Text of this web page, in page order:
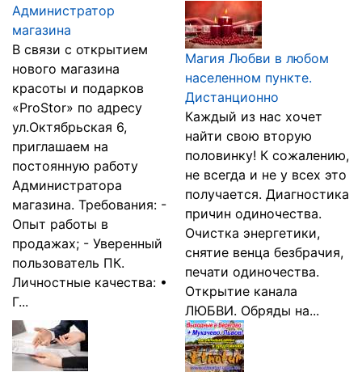
Администратор
магазина
В связи с открытием
нового магазина
красоты и подарков
«ProStor» по адресу
ул.Октябрьская 6,
приглашаем на
постоянную работу
Администратора
магазина. Требования: -
Опыт работы в
продажах; - Уверенный
пользователь ПК.
Личностные качества: •
Г...
Магия Любви в любом
населенном пункте.
Дистанционно
Каждый из нас хочет
найти свою вторую
половинку! К сожалению,
не всегда и не у всех это
получается. Диагностика
причин одиночества.
Очистка энергетики,
снятие венца безбрачия,
печати одиночества.
Открытие канала
ЛЮБВИ. Обряды на...